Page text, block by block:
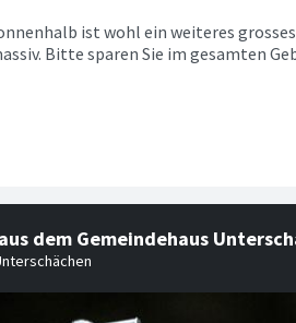
ist wohl ein weiteres
Bitte sparen Sie im gesamten